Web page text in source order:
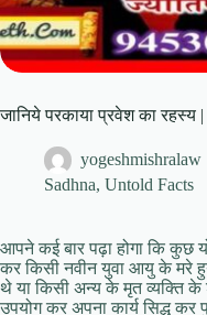
जानिये परकाया प्रवेश का रहस्य
yogeshmishralaw
Sadhna, Untold Facts
आपने कई बार पढ़ा होगा कि कुछ
कर किसी नवीन युवा आयु के मरे
थे या किसी अन्य के मृत व्यक्ति
उपयोग कर अपना कार्य सिद्ध